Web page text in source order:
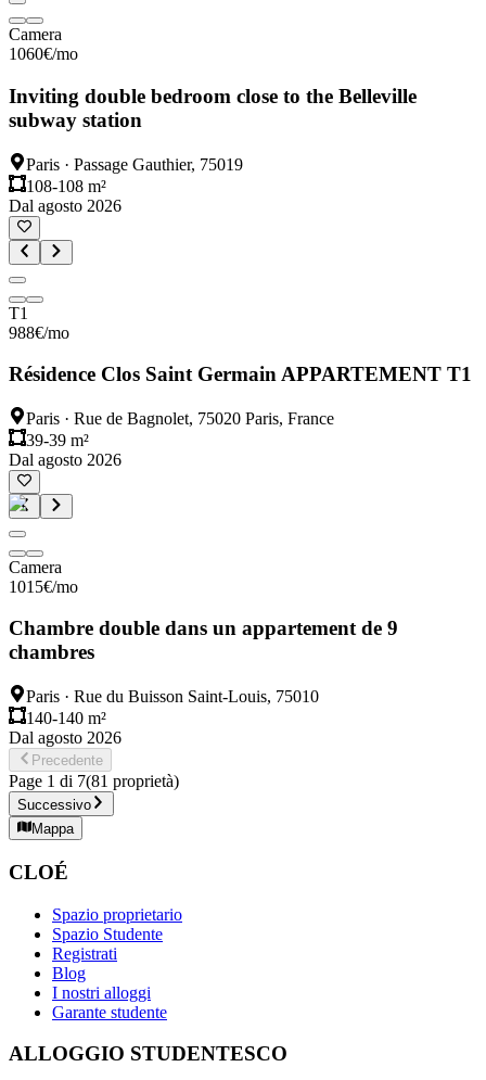
Camera
1060€/mo
Inviting double bedroom close to the Belleville
subway station
Paris · Passage Gauthier, 75019
108-108 m²
Dal agosto 2026
T1
988€/mo
Résidence Clos Saint Germain APPARTEMENT T1
Paris · Rue de Bagnolet, 75020 Paris, France
39-39 m²
Dal agosto 2026
Camera
1015€/mo
Chambre double dans un appartement de 9
chambres
Paris · Rue du Buisson Saint-Louis, 75010
140-140 m²
Dal agosto 2026
Precedente
Page 1 di 7(81 proprietà)
Successivo
Mappa
CLOÉ
Spazio proprietario
Spazio Studente
Registrati
Blog
I nostri alloggi
Garante studente
ALLOGGIO STUDENTESCO